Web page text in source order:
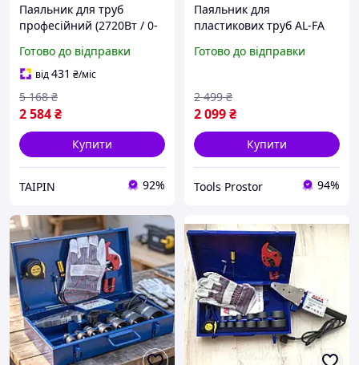
Паяльник для труб
професійний (2720Вт / 0-
для зварювання
поліпропіленових труб,
FBK
Готово до відправки
від431 ₴/міс
2 584₴
5 168 ₴
Купити
TAIPIN 92%
Паяльник для
пластикових труб AL-FA
мм труба
Готово до відправки
2 099₴
2 499 ₴
Купити
Tools Prostor 94%